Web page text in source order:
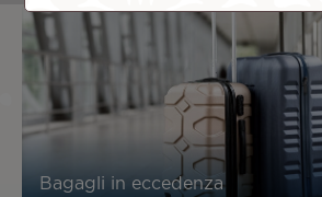
Bagagli in eccedenza